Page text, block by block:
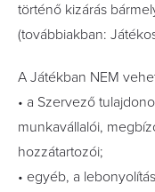
történő kizárás
(továbbiakban:
A Játékban NEM
• a Szervező
munkavállalói,
hozzátartozói;
• egyéb, a